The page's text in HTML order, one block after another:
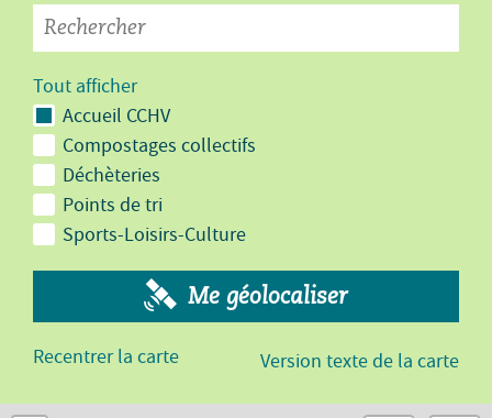
Tout afficher
Accueil CCHV
Compostages collectifs
Déchèteries
Points de tri
Sports-Loisirs-Culture
Me géolocaliser
Recentrer la carte Version texte de la carte